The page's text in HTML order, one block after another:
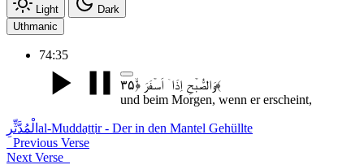
Light
Dark
Uthmanic
74:35
وَالصُّبۡحِ اِذَاۤ اَسۡفَرَ ﴿ۙ۳۵﴾
und beim Morgen, wenn er erscheint,
الْمُدَّثِّرِ al-Muddaṯṯir - Der in den Mantel Gehüllte
Previous Verse
Next Verse